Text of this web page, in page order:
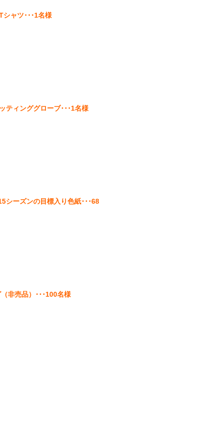
シャツ･･･1名様
ティンググローブ･･･1名様
シーズンの目標入り色紙･･･68
非売品）･･･100名様